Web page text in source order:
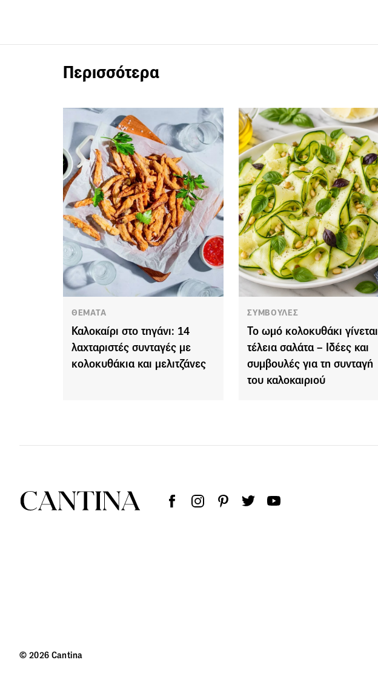
Περισσότερα
ΘΕΜΑΤΑ
Καλοκαίρι στο τηγάνι: 14
λαχταριστές συνταγές με
κολοκυθάκια και μελιτζάνες
ΣΥΜΒΟΥΛΕΣ
Το ωμό κολοκυθάκι γίνεται
τέλεια σαλάτα – Ιδέες και
συμβουλές για τη συνταγή
του καλοκαιριού
© 2026 Cantina